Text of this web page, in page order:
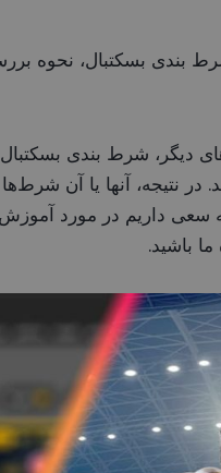
بندی بسکتبال، نحوه
دیگر، شرط بندی
در نتیجه، آنها یا آن
سعی داریم در مورد
باشید.